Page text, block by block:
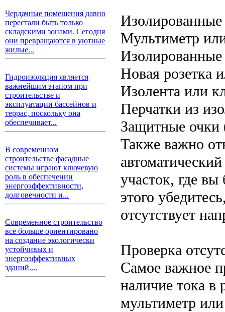
Чердачные помещения давно
перестали быть только
складскими зонами. Сегодня
они превращаются в уютные
жилые...
Гидроизоляция является
важнейшим этапом при
строительстве и
эксплуатации бассейнов и
террас, поскольку она
обеспечивает...
В современном
строительстве фасадные
системы играют ключевую
роль в обеспечении
энергоэффективности,
долговечности и...
Современное строительство
все больше ориентировано
на создание экологически
устойчивых и
энергоэффективных
зданий....
Изолированные
Мультиметр
Новая розетка
Изолента или
Перчатки из
Защитные
Также важно
участок, где вы
этого
отсутствует
Проверка
Самое важное
наличие тока в
мультиметр или